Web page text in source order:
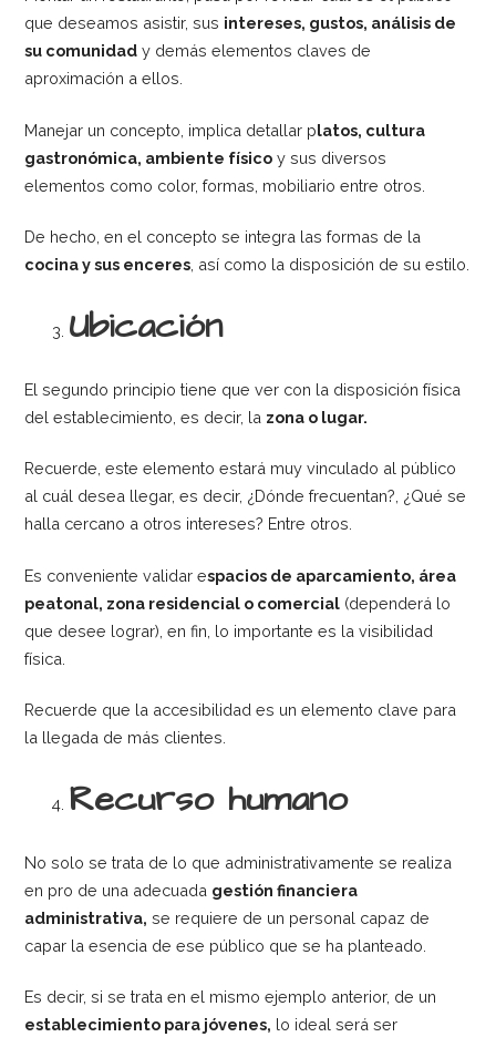
que deseamos asistir, sus intereses, gustos, análisis de
su comunidad y demás elementos claves de
aproximación a ellos.
Manejar un concepto, implica detallar platos, cultura
gastronómica, ambiente físico y sus diversos
elementos como color, formas, mobiliario entre otros.
De hecho, en el concepto se integra las formas de la
cocina y sus enceres , así como la disposición de su estilo.
Ubicación
El segundo principio tiene que ver con la disposición física
del establecimiento, es decir, la zona o lugar.
Recuerde, este elemento estará muy vinculado al público
al cuál desea llegar, es decir, ¿Dónde frecuentan?, ¿Qué se
halla cercano a otros intereses? Entre otros.
Es conveniente validar espacios de aparcamiento, área
peatonal, zona residencial o comercial (dependerá lo
que desee lograr), en fin, lo importante es la visibilidad
física.
Recuerde que la accesibilidad es un elemento clave para
la llegada de más clientes.
Recurso humano
No solo se trata de lo que administrativamente se realiza
en pro de una adecuada gestión financiera
administrativa, se requiere de un personal capaz de
capar la esencia de ese público que se ha planteado.
Es decir, si se trata en el mismo ejemplo anterior, de un
establecimiento para jóvenes, lo ideal será ser